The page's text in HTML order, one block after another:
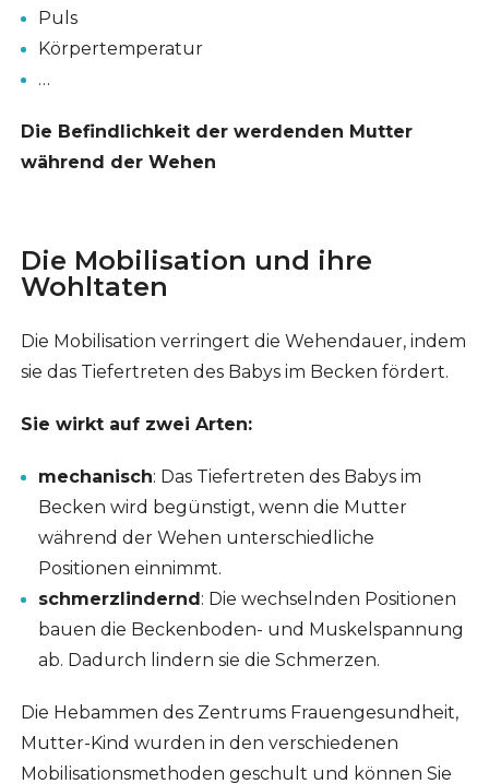
Puls
Körpertemperatur
…
Die Befindlichkeit der werdenden Mutter
während der Wehen
Die Mobilisation und ihre
Wohltaten
Die Mobilisation verringert die Wehendauer, indem
sie das Tiefertreten des Babys im Becken fördert.
Sie wirkt auf zwei Arten:
mechanisch: Das Tiefertreten des Babys im
Becken wird begünstigt, wenn die Mutter
während der Wehen unterschiedliche
Positionen einnimmt.
schmerzlindernd : Die wechselnden Positionen
bauen die Beckenboden- und Muskelspannung
ab. Dadurch lindern sie die Schmerzen.
Die Hebammen des Zentrums Frauengesundheit,
Mutter-Kind wurden in den verschiedenen
Mobilisationsmethoden geschult und können Sie